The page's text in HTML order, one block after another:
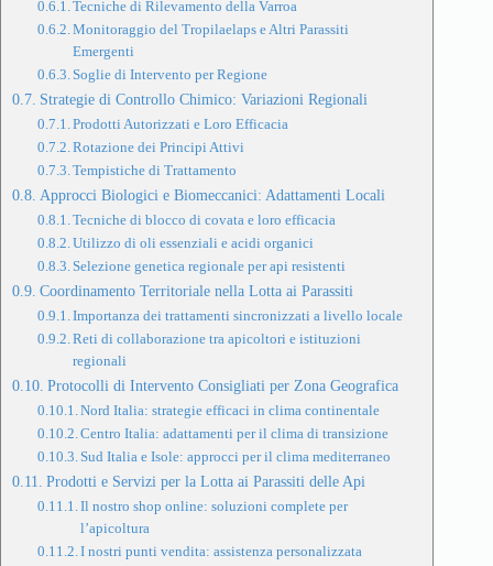
Tecniche di Rilevamento della Varroa
Monitoraggio del Tropilaelaps e Altri Parassiti
Emergenti
Soglie di Intervento per Regione
Strategie di Controllo Chimico: Variazioni Regionali
Prodotti Autorizzati e Loro Efficacia
Rotazione dei Principi Attivi
Tempistiche di Trattamento
Approcci Biologici e Biomeccanici: Adattamenti Locali
Tecniche di blocco di covata e loro efficacia
Utilizzo di oli essenziali e acidi organici
Selezione genetica regionale per api resistenti
Coordinamento Territoriale nella Lotta ai Parassiti
Importanza dei trattamenti sincronizzati a livello locale
Reti di collaborazione tra apicoltori e istituzioni
regionali
Protocolli di Intervento Consigliati per Zona Geografica
Nord Italia: strategie efficaci in clima continentale
Centro Italia: adattamenti per il clima di transizione
Sud Italia e Isole: approcci per il clima mediterraneo
Prodotti e Servizi per la Lotta ai Parassiti delle Api
Il nostro shop online: soluzioni complete per
l’apicoltura
I nostri punti vendita: assistenza personalizzata